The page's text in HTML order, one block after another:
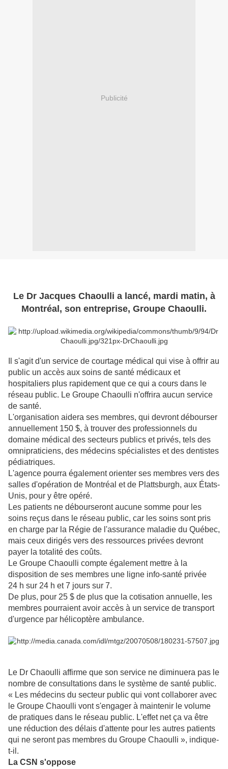
Publicité
Le Dr Jacques Chaoulli a lancé, mardi matin, à
Montréal, son entreprise, Groupe Chaoulli.
Il s'agit d'un service de courtage médical qui vise à offrir au
public un accès aux soins de santé médicaux et
hospitaliers plus rapidement que ce qui a cours dans le
réseau public. Le Groupe Chaoulli n'offrira aucun service
de santé.
L'organisation aidera ses membres, qui devront débourser
annuellement 150 $, à trouver des professionnels du
domaine médical des secteurs publics et privés, tels des
omnipraticiens, des médecins spécialistes et des dentistes
pédiatriques.
L'agence pourra également orienter ses membres vers des
salles d'opération de Montréal et de Plattsburgh, aux États-
Unis, pour y être opéré.
Les patients ne débourseront aucune somme pour les
soins reçus dans le réseau public, car les soins sont pris
en charge par la Régie de l'assurance maladie du Québec,
mais ceux dirigés vers des ressources privées devront
payer la totalité des coûts.
Le Groupe Chaoulli compte également mettre à la
disposition de ses membres une ligne info-santé privée
24 h sur 24 h et 7 jours sur 7.
De plus, pour 25 $ de plus que la cotisation annuelle, les
membres pourraient avoir accès à un service de transport
d'urgence par hélicoptère ambulance.
Le Dr Chaoulli affirme que son service ne diminuera pas le
nombre de consultations dans le système de santé public.
« Les médecins du secteur public qui vont collaborer avec
le Groupe Chaoulli vont s'engager à maintenir le volume
de pratiques dans le réseau public. L'effet net ça va être
une réduction des délais d'attente pour les autres patients
qui ne seront pas membres du Groupe Chaoulli », indique-
t-il.
La CSN s'oppose